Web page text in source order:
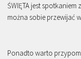
ŚWIĘTA jest spotkaniem
można sobie przewijać
Ponadto warto